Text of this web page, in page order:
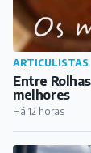
ARTICULISTAS
Entre
melhores
Há 12 horas